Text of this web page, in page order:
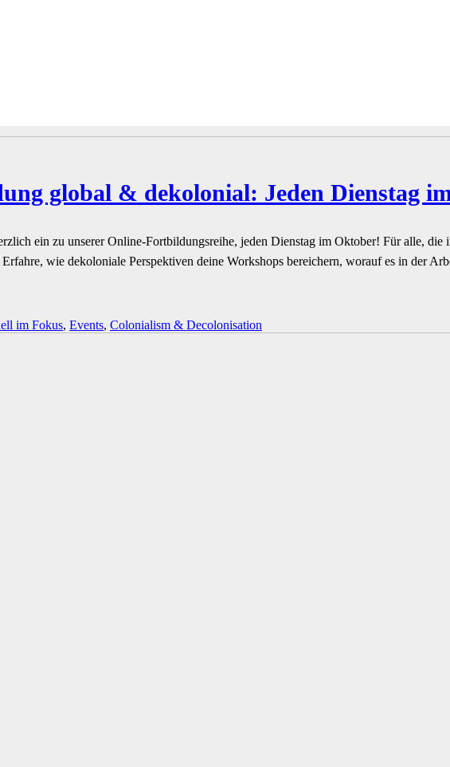
global & dekolonial: Jeden Dienstag
ein zu unserer Online-Fortbildungsreihe, jeden Dienstag im Oktober! Für alle,
wie dekoloniale Perspektiven deine Workshops bereichern, worauf es in der
im Fokus, Events, Colonialism & Decolonisation